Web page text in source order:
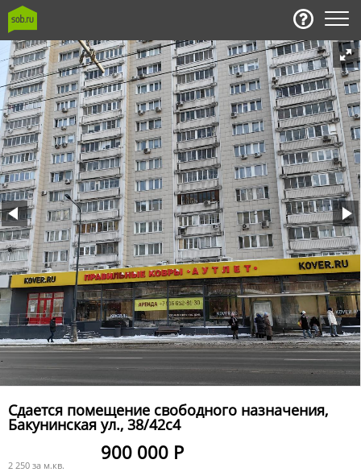
Сдается помещение свободного назначения,
Бакунинская ул., 38/42с4
900 000 Р
2 250 за м.кв.